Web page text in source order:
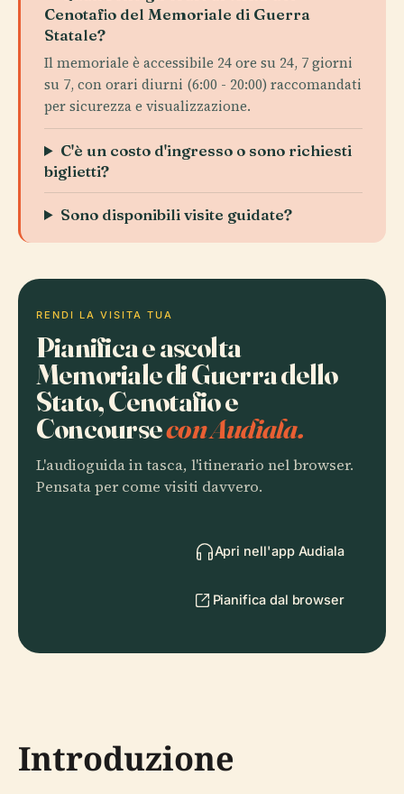
Cenotafio del Memoriale di Guerra
Statale?
Il memoriale è accessibile 24 ore su 24, 7 giorni
su 7, con orari diurni (6:00 - 20:00) raccomandati
per sicurezza e visualizzazione.
C'è un costo d'ingresso o sono richiesti
biglietti?
Sono disponibili visite guidate?
RENDI LA VISITA TUA
Pianifica e ascolta
Memoriale di Guerra dello
Stato, Cenotafio e
Concoursecon Audiala.
L'audioguida in tasca, l'itinerario nel browser.
Pensata per come visiti davvero.
Apri nell'app Audiala
Pianifica dal browser
Introduzione